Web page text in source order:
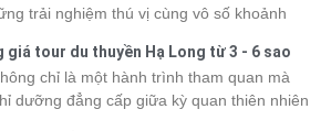
trải nghiệm thú vị cùng vô số khoảnh
nhau, tất cả đã tạo nên một chuyến đi
ấn khó quên.
giá tour du thuyền Hạ Long từ 3 - 6 sao
chỉ là một hành trình tham quan mà
dưỡng đẳng cấp giữa kỳ quan thiên nhiên